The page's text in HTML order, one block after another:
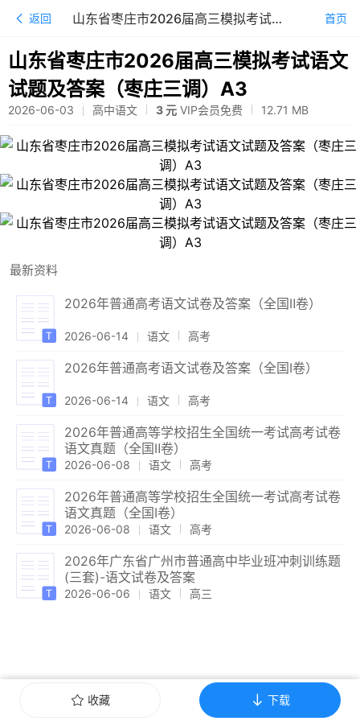
返回 山东省枣庄市2026届高三模拟考试语文试题及答案（枣庄三调）A3 首页
山东省枣庄市2026届高三模拟考试语文
试题及答案（枣庄三调）A3
2026-06-03 高中语文 3 元 VIP会员免费 12.71 MB
最新资料
2026年普通高考语文试卷及答案（全国Ⅱ卷）
2026-06-14 语文 高考
2026年普通高考语文试卷及答案（全国Ⅰ卷）
2026-06-14 语文 高考
2026年普通高等学校招生全国统一考试高考试卷
语文真题（全国Ⅱ卷）
2026-06-08 语文 高考
2026年普通高等学校招生全国统一考试高考试卷
语文真题（全国Ⅰ卷）
2026-06-08 语文 高考
2026年广东省广州市普通高中毕业班冲刺训练题
(三套)-语文试卷及答案
2026-06-06 语文 高三
收藏 下载